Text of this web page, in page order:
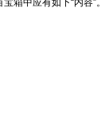
箱中应有如下“内容”。